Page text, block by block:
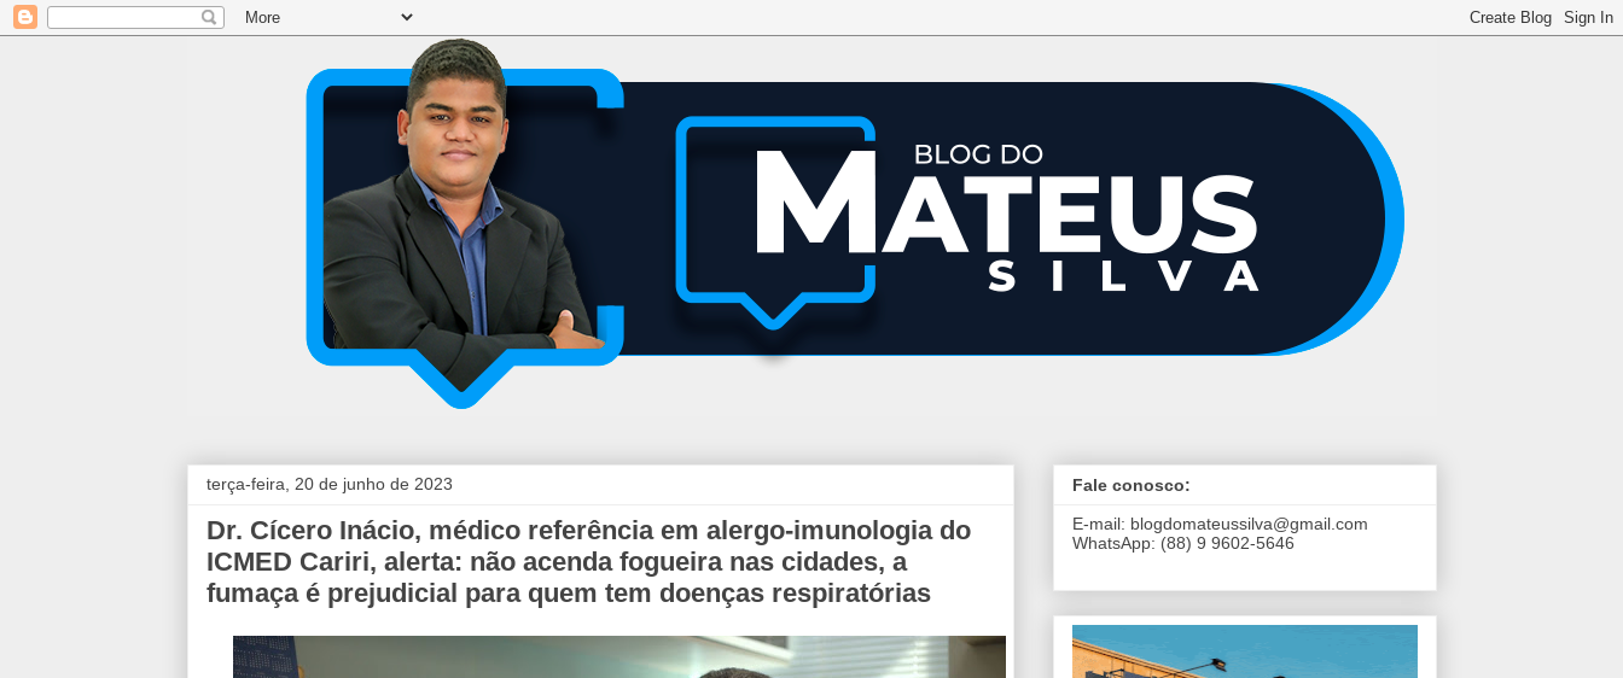
terça-feira, 20 de junho de 2023
Dr. Cícero Inácio, médico referência em alergo-imunologia do
ICMED Cariri, alerta: não acenda fogueira nas cidades, a
fumaça é prejudicial para quem tem doenças respiratórias
Fale conosco:
E-mail: blogdomateussilva@gmail.com
WhatsApp: (88) 9 9602-5646